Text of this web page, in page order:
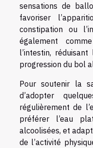
sensations de
favoriser
constipation ou
également
l’intestin,
progression du bol
Pour soutenir la
d’adopter
régulièrement de
préférer l’eau
alcoolisées, et
de l’activité